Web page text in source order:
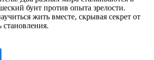
бунт против опыта зрелости.
жить вместе, скрывая секрет от
становления.